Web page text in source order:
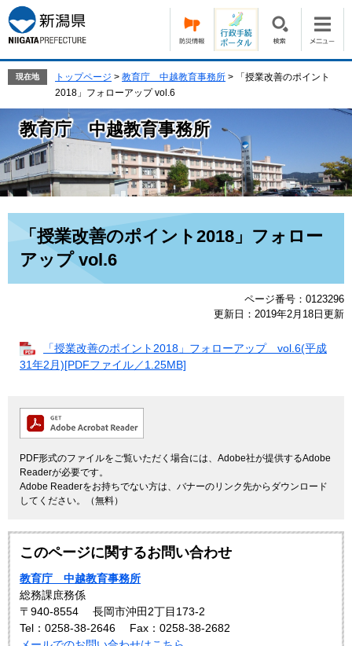
ー
ジ
の
で
す。
ニ
ュ
ー
ば
本
文
へ
現在地 トップページ > 教育庁 中越教育事務所 >
「授業改善のポイント
2018」フォローアップ vol.6
教育庁 中越教育事務所
「授業改善のポイント2018」フォロー
アップ vol.6
ページ番号：0123296
更新日：2019年2月18日更新
「授業改善のポイント2018」フォローアップ vol.6(平成
31年2月)[PDFファイル／1.25MB]
PDF形式のファイルをご覧いただく場合には、Adobe社が提供するAdobe
Readerが必要です。
Adobe Readerをお持ちでない方は、バナーのリンク先からダウンロード
してください。（無料）
このページに関するお問い合わせ
教育庁 中越教育事務所
総務課庶務係
〒940-8554
長岡市沖田2丁目173-2
Tel：0258-38-2646
Fax：0258-38-2682